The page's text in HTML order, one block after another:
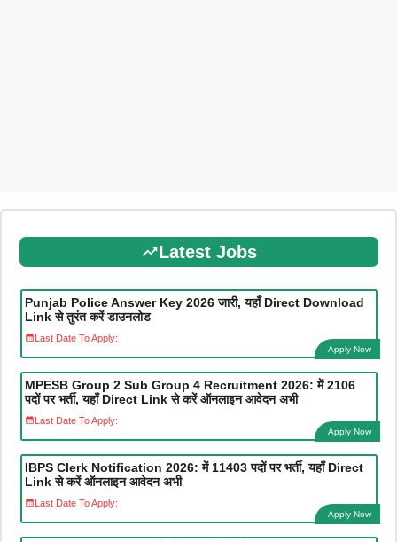
Latest Jobs
Punjab Police Answer Key 2026 जारी, यहाँ Direct Download
Link से तुरंत करें डाउनलोड
Last Date To Apply:
Apply Now
MPESB Group 2 Sub Group 4 Recruitment 2026: में 2106
पदों पर भर्ती, यहाँ Direct Link से करें ऑनलाइन आवेदन अभी
Last Date To Apply:
Apply Now
IBPS Clerk Notification 2026: में 11403 पदों पर भर्ती, यहाँ Direct
Link से करें ऑनलाइन आवेदन अभी
Last Date To Apply:
Apply Now